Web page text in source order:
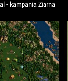
- kampania Ziarna